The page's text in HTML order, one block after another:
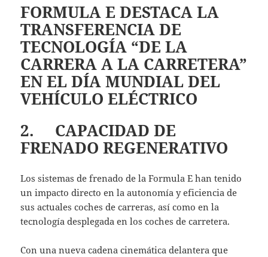
FORMULA E DESTACA LA
TRANSFERENCIA DE
TECNOLOGÍA “DE LA
CARRERA A LA CARRETERA”
EN EL DÍA MUNDIAL DEL
VEHÍCULO ELÉCTRICO
2. CAPACIDAD DE
FRENADO REGENERATIVO
Los sistemas de frenado de la Formula E han tenido
un impacto directo en la autonomía y eficiencia de
sus actuales coches de carreras, así como en la
tecnología desplegada en los coches de carretera.
Con una nueva cadena cinemática delantera que